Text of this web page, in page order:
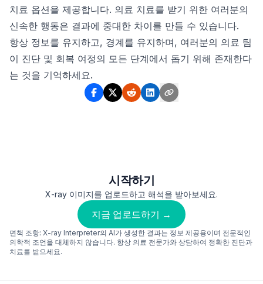
치료 옵션을 제공합니다. 의료 치료를 받기 위한 여러분의
신속한 행동은 결과에 중대한 차이를 만들 수 있습니다.
항상 정보를 유지하고, 경계를 유지하며, 여러분의 의료 팀
이 진단 및 회복 여정의 모든 단계에서 돕기 위해 존재한다
는 것을 기억하세요.
시작하기
X-ray 이미지를 업로드하고 해석을 받아보세요.
지금 업로드하기 →
면책 조항: X-ray Interpreter의 AI가 생성한 결과는 정보 제공용이며 전문적인
의학적 조언을 대체하지 않습니다. 항상 의료 전문가와 상담하여 정확한 진단과
치료를 받으세요.